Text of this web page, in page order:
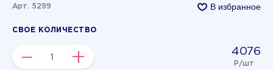
Арт. 5299 В избранное
СВОЕ КОЛИЧЕСТВО
– + 4076
Р/шт